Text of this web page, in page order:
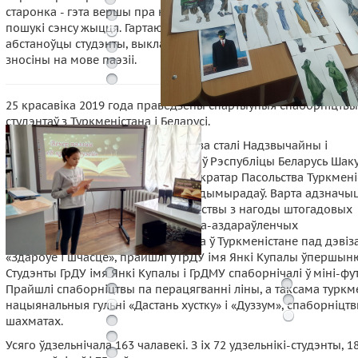
25 красавіка 2019 года праведзены спартыўныя спаборніцтвы
студэнтаў з Туркменістана і Беларусі.
Ганаровымі гасцямі мерапрыемства сталі Надзвычайны і
Паўнамоцны Пасол Туркменістана ў Рэспубліцы Беларусь
Назаркулы Шакулыевіч і першы сакратар Пасольства
Рэспубліцы Беларусь Язмырат Дурдымырадаў. Варта
сумесныя спартыўныя мерапрыемствы з нагоды штогадовых
масавых спартыўных і фізкультурна-аздараўленчых
мерапрыемстваў, якія праводзяцца ў Туркменістане пад
«Здароўе і шчасце», прайшлі ў ГрДУ імя Янкі Купалы
Студэнты ГрДУ імя Янкі Купалы і ГрДМУ спаборнічалі ў міні-
Прайшлі спаборніцтвы па перацягванні ліны, а таксама
нацыянальныя гульні «Дастань хустку» і «Дуззум»,
шахматах.
Усяго ўдзельнічала 163 чалавекі. З іх 72 удзельнікі-студэнты,
старонка - гэта вершы пра каханне, пра Радзіму, пра шчасце і
пошукі сэнсу жыцця. Гартаючы старонкі памяці, у цёплай,
абстаноўцы студэнты, выкладчыкі і супрацоўнікі бібліятэкі
зносіны на мове паэзіі.